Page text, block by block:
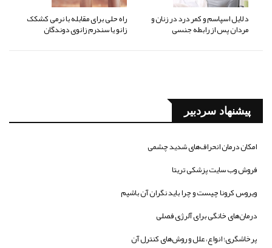
دلایل اسپاسم و کمر درد در زنان و
مردان پس از رابطه جنسی
راه حلی برای مقابله با نرمی کشکک
زانو یا سندرم زانوی دوندگان
پیشنهاد سردبیر
امکان درمان انحراف‌های شدید چشمی
فروش وب سایت پزشکی تریتا
ویروس کرونا چیست و چرا باید نگران آن باشیم
درمان‌های خانگی برای آلرژی فصلی
پرخاشگری؛ انواع، علل و روش‌های کنترل آن